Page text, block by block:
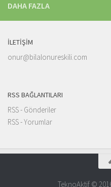
DAHA FAZLA
İLETIŞIM
onur@bilalonureskili.com
RSS BAĞLANTILARI
RSS - Gönderiler
RSS - Yorumlar
TeknoAktif ©